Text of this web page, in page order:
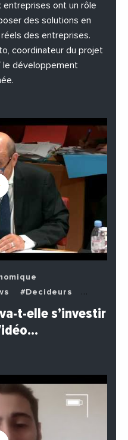
entreprises ont un rôle
des solutions en
des entreprises.
coordinateur du projet
le développement
#Decideurs
#Economie
t-elle s’investir